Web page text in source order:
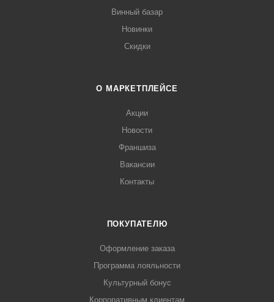
Винный базар
Новинки
Скидки
О МАРКЕТПЛЕЙСЕ
Акции
Новости
Франшиза
Вакансии
Контакты
ПОКУПАТЕЛЮ
Оформление заказа
Программа лояльности
Культурный бонус
Корпоративным клиентам